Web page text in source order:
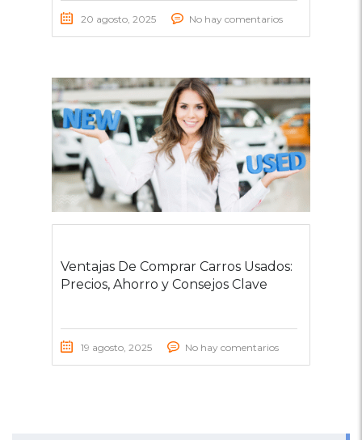
20 agosto, 2025 No hay comentarios
Ventajas De Comprar Carros Usados:
Precios, Ahorro y Consejos Clave
19 agosto, 2025 No hay comentarios